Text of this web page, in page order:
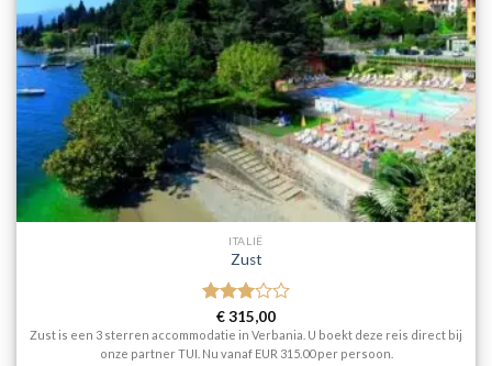
ITALIË
Zust
Gewaardeerd
3uit 5
€315,00
Zust is een 3 sterren accommodatie in Verbania. U boekt deze reis direct bij
onze partner TUI. Nu vanaf EUR 315.00 per persoon.